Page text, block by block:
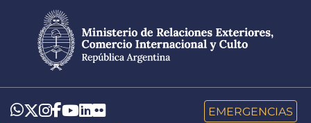
contenido
principal
Whatsapp
Twitter
Instagram
Facebook
YouTube
LinkedIn
Flickr EMERGENCIAS